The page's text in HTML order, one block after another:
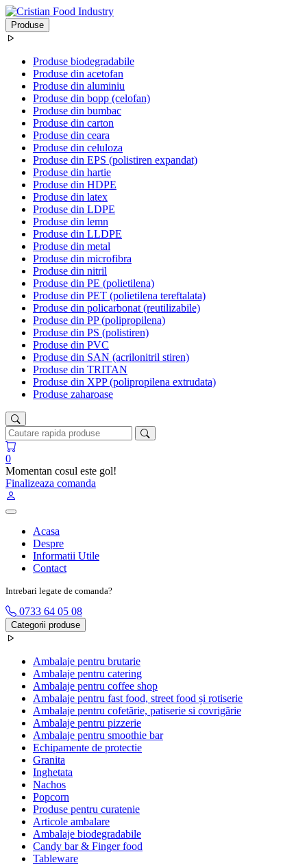
Produse
Produse biodegradabile
Produse din acetofan
Produse din aluminiu
Produse din bopp (celofan)
Produse din bumbac
Produse din carton
Produse din ceara
Produse din celuloza
Produse din EPS (polistiren expandat)
Produse din hartie
Produse din HDPE
Produse din latex
Produse din LDPE
Produse din lemn
Produse din LLDPE
Produse din metal
Produse din microfibra
Produse din nitril
Produse din PE (polietilena)
Produse din PET (polietilena tereftalata)
Produse din policarbonat (reutilizabile)
Produse din PP (polipropilena)
Produse din PS (polistiren)
Produse din PVC
Produse din SAN (acrilonitril stiren)
Produse din TRITAN
Produse din XPP (polipropilena extrudata)
Produse zaharoase
0
Momentan cosul este gol!
Finalizeaza comanda
Acasa
Despre
Informatii Utile
Contact
Intrebari legate de comanda?
0733 64 05 08
Categorii produse
Ambalaje pentru brutarie
Ambalaje pentru catering
Ambalaje pentru coffee shop
Ambalaje pentru fast food, street food și rotiserie
Ambalaje pentru cofetărie, patiserie si covrigărie
Ambalaje pentru pizzerie
Ambalaje pentru smoothie bar
Echipamente de protectie
Granita
Inghetata
Nachos
Popcorn
Produse pentru curatenie
Articole ambalare
Ambalaje biodegradabile
Candy bar & Finger food
Tableware